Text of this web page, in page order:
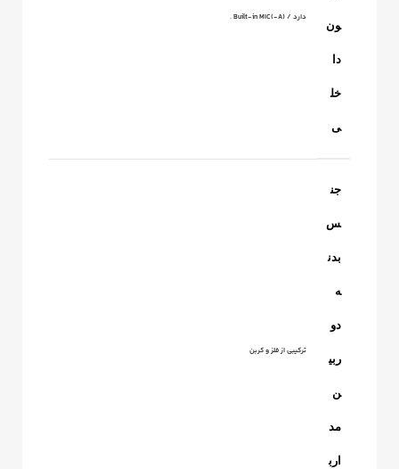
ون
دا
خل
ی
دارد / Built-in MIC(-A) .
جن
س
بدن
ه
دو
ربی
ن
مد
ارب
ترکیبی از فلز و کربن